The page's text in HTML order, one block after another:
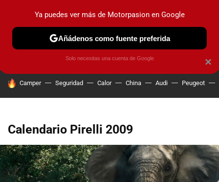
PRUEBAS COCHES ELÉCTRICOS OBSERVATORIO
HOY SE HABLA DE
Camper Seguridad Calor China Audi Peugeot
Calendario Pirelli 2009
×
Ya puedes ver más de Motorpasion en Google
Añádenos como fuente preferida
Solo necesitas una cuenta de Google